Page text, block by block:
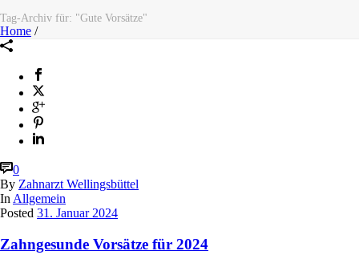
Tag-Archiv für: "Gute Vorsätze"
Home /
0
By Zahnarzt Wellingsbüttel
In Allgemein
Posted 31. Januar 2024
Zahngesunde Vorsätze für 2024